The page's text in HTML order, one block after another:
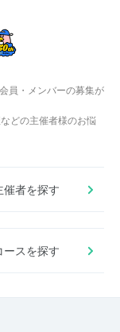
員・メンバーの募集が
どの主催者様のお悩
催者を探す
ースを探す